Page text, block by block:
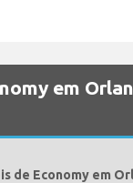
em
de Economy em